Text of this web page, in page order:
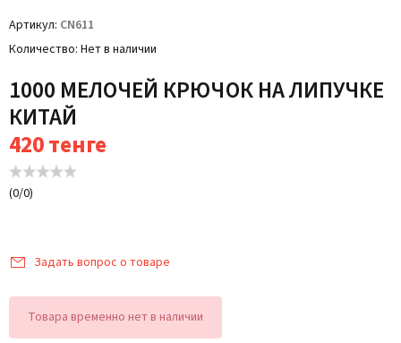
Артикул CN611
Количество Нет в наличии
1000 МЕЛОЧЕЙ КРЮЧОК НА ЛИПУЧКЕ
КИТАЙ
420тенге
(0/0)
Задать вопрос о товаре
Товара временно нет в наличии